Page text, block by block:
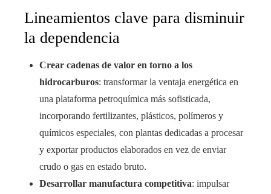
Lineamientos clave para disminuir
la dependencia
Crear cadenas de valor en torno a los
hidrocarburos: transformar la ventaja energética en
una plataforma petroquímica más sofisticada,
incorporando fertilizantes, plásticos, polímeros y
químicos especiales, con plantas dedicadas a procesar
y exportar productos elaborados en vez de enviar
crudo o gas en estado bruto.
Desarrollar manufactura competitiva: impulsar